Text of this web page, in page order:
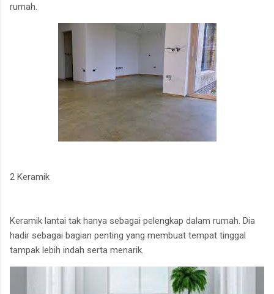
rumah.
2 Keramik
Keramik lantai tak hanya sebagai pelengkap dalam rumah. Dia
hadir sebagai bagian penting yang membuat tempat tinggal
tampak lebih indah serta menarik.